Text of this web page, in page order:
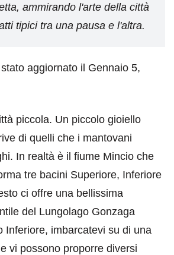
ammirando l'arte della città
tipici tra una pausa e l'altra.
aggiornato il Gennaio 5,
piccola. Un piccolo gioiello
di quelli che i mantovani
In realtà è il fiume Mincio che
tre bacini Superiore, Inferiore
ci offre una bellissima
del Lungolago Gonzaga
Inferiore, imbarcatevi su di una
vi possono proporre diversi